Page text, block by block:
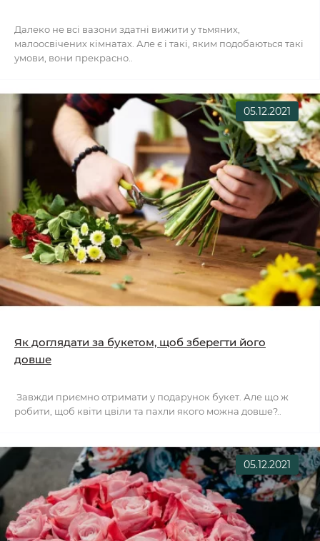
Далеко не всі вазони здатні вижити у тьмяних,
малоосвічених кімнатах. Але є і такі, яким подобаються такі
умови, вони прекрасно..
05.12.2021
Як доглядати за букетом, щоб зберегти його
довше
Завжди приємно отримати у подарунок букет. Але що ж
робити, щоб квіти цвіли та пахли якого можна довше?..
05.12.2021